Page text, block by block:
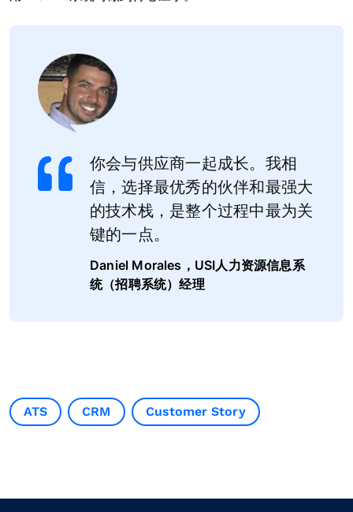
你会与供应商一起成长。我相
信，选择最优秀的伙伴和最强大
的技术栈，是整个过程中最为关
键的一点。
Daniel Morales，USI人力资源信息系
统（招聘系统）经理
ATS CRM Customer Story